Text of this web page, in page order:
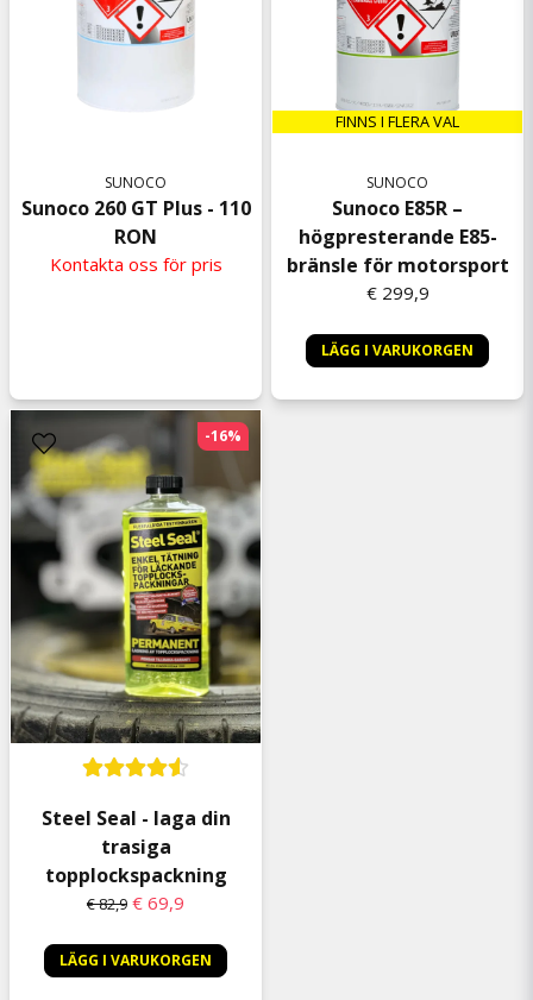
SUNOCO
Sunoco 260 GT Plus - 110
RON
Kontakta oss för pris
FINNS I FLERA VAL
SUNOCO
Sunoco E85R –
högpresterande E85-
bränsle för motorsport
€ 299,9
LÄGG I VARUKORGEN
Steel Seal - laga din
trasiga
topplockspackning
€ 82,9 € 69,9
LÄGG I VARUKORGEN
-16%